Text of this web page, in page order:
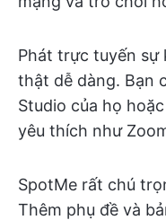
Phát trực tuyến sự
thật dễ dàng. Bạn
Studio của họ
yêu thích như
SpotMe rất chú
Thêm phụ đề và